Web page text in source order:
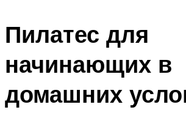
Пилатес для
начинающих в
домашних